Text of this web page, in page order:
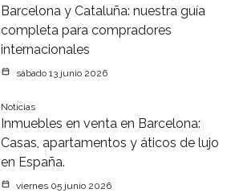
Barcelona y Cataluña: nuestra guía
completa para compradores
internacionales
sábado 13 junio 2026
Noticias
Inmuebles en venta en Barcelona:
Casas, apartamentos y áticos de lujo
en España.
viernes 05 junio 2026